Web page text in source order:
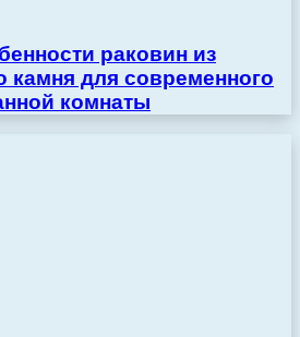
раковин из
камня для современного
комнаты